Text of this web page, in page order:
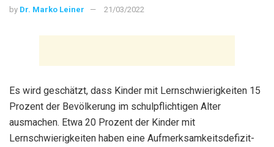
by Dr. Marko Leiner 21/03/2022
Es wird geschätzt, dass Kinder mit Lernschwierigkeiten 15
Prozent der Bevölkerung im schulpflichtigen Alter
ausmachen. Etwa 20 Prozent der Kinder mit
Lernschwierigkeiten haben eine Aufmerksamkeitsdefizit-